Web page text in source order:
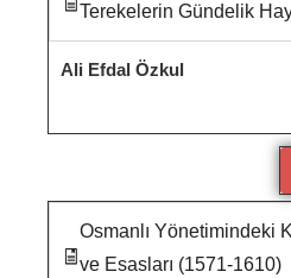
Terekelerin Gündelik
Ali Efdal Özkul
Osmanlı Yönetimindeki
ve Esasları (1571-1610)